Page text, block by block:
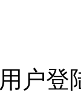
户登